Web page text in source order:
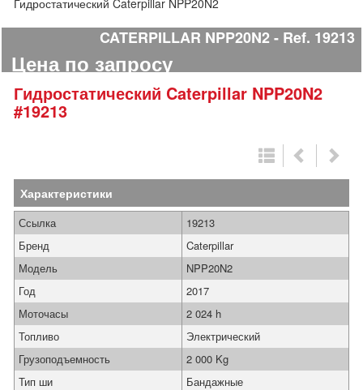
Гидростатический Caterpillar NPP20N2
CATERPILLAR NPP20N2 Ref. 19213
Цена по запросу
Гидростатический Caterpillar NPP20N2
#19213
Характеристики
Ссылка
19213
Бренд
Caterpillar
Модель
NPP20N2
Год
2017
Моточасы
2 024 h
Топливо
Электрический
Грузоподъемность
2 000 Kg
Тип ши
Бандажные